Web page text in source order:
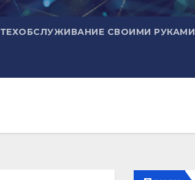
ТЕХОБСЛУЖИВАНИЕ СВОИМИ РУКАМИ